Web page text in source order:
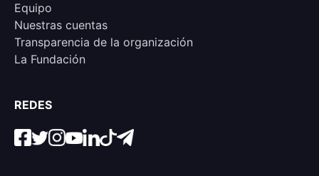
Equipo
Nuestras cuentas
Transparencia de la organización
La Fundación
REDES